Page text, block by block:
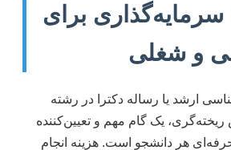
سرمایه‌گذاری برای
و شغلی
ارشد یا رساله دکترا در رشته
یک گام مهم و تعیین‌کننده
هر دانشجو است. هزینه انجام